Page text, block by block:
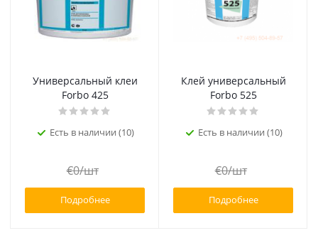
Универсальный клеи
Forbo 425
Есть в наличии (10)
€0/шт
Подробнее
Клей универсальный
Forbo 525
Есть в наличии (10)
€0/шт
Подробнее